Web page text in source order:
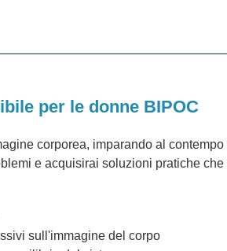
per le donne BIPOC
corporea, imparando al contempo
e acquisirai soluzioni pratiche che
sull'immagine del corpo